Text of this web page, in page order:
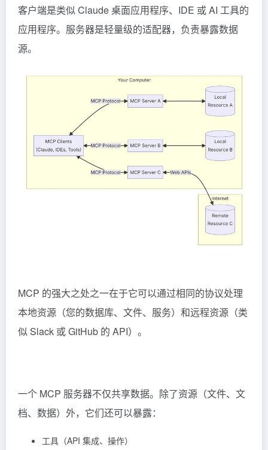
客户端是类似 Claude 桌面应用程序、IDE 或 AI 工具的
应用程序。服务器是轻量级的适配器，负责暴露数据
源。
MCP 的强大之处之一在于它可以通过相同的协议处理
本地资源（您的数据库、文件、服务）和远程资源（类
似 Slack 或 GitHub 的 API）。
一个 MCP 服务器不仅共享数据。除了资源（文件、文
档、数据）外，它们还可以暴露：
工具（API 集成、操作）